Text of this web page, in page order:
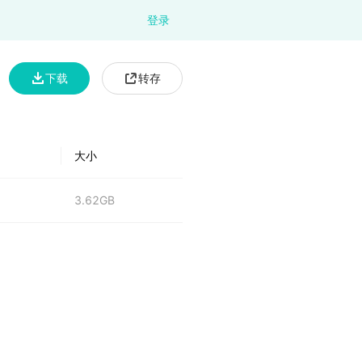
登录
下载 转存
大小
3.62GB